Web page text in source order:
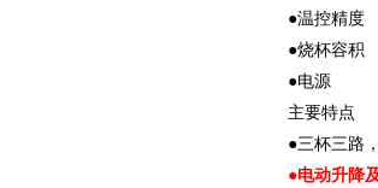
●温控
●烧杯容
●电源
主要特点
●三杯三路
●电动升降